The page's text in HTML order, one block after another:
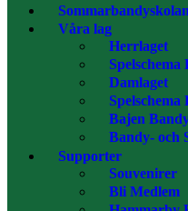
Våra lag
Herrlaget
Spelschema
Damlaget
Spelschema
Bajen
Bandy- och
Supporter
Souvenirer
Bli Medlem